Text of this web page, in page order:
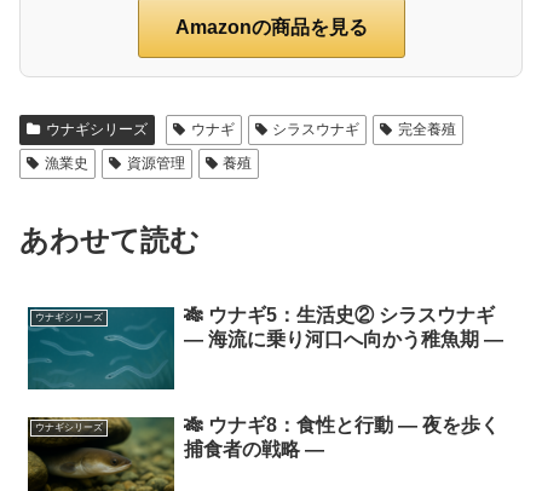
Amazonの商品を見る
ウナギシリーズ ウナギ シラスウナギ
完全養殖
漁業史
資源管理 養殖
あわせて読む
ウナギシリーズ
🎋 ウナギ5：生活史② シラスウナギ
― 海流に乗り河口へ向かう稚魚期 ―
ウナギシリーズ
🎋 ウナギ8：食性と行動 ― 夜を歩く
捕食者の戦略 ―